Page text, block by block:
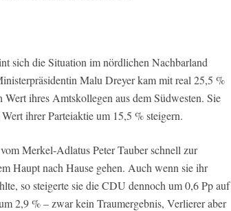
sich die Situation im nördlichen Nachbarland
Malu Dreyer kam mit real 25,5 %
ihres Amtskollegen aus dem Südwesten. Sie
ihrer Parteiaktie um 15,5 % steigern.
Merkel-Adlatus Peter Tauber schnell zur
Haupt nach Hause gehen. Auch wenn sie ihr
so steigerte sie die CDU dennoch um 0,6 Pp auf
2,9 % – zwar kein Traumergebnis, Verlierer aber